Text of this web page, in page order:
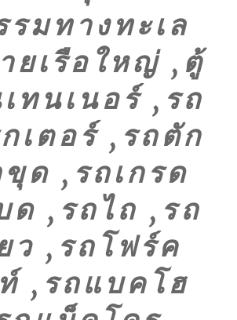
รมทางทะเล
ยเรือใหญ่ ,ตู้
ทนเนอร์ ,รถ
เตอร์ ,รถตัก
ด ,รถเกรด
ด ,รถไถ ,รถ
ว ,รถโฟร์ค
,รถแบคโฮ